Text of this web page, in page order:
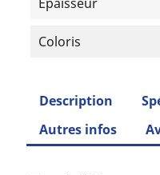
Coloris
Description
Autres infos